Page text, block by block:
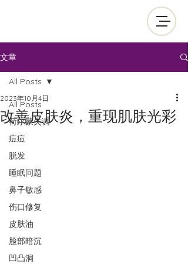
文章
All Posts
荷尔蒙失调
痘痘
脱发
睡眠问题
鼻子敏感
伤口修复
皮肤油
脸部暗沉
凹凸洞
All Posts
改善皮肤炎，重现肌肤光彩
2023年10月4日